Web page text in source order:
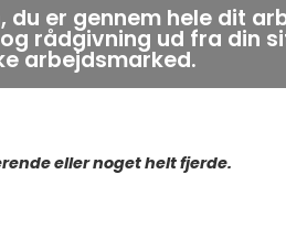
er gennem hele dit
rådgivning ud fra din
arbejdsmarked.
eller noget helt fjerde.